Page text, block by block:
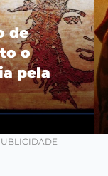
de
o
pela